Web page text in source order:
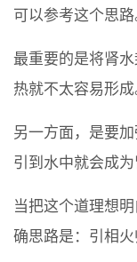
可以参考这个思路
最重要的是将肾
热就不太容易形成
另一方面，是要
引到水中就会成为
当把这个道理想
确思路是：引相火